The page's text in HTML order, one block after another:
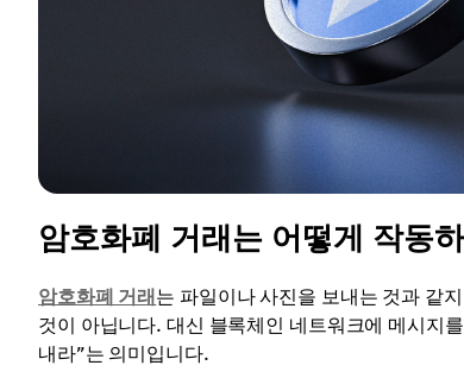
암호화폐 거래는 어떻게 작동
암호화폐 거래는 파일이나 사진을 보내는 것과 같
것이 아닙니다. 대신 블록체인 네트워크에 메시지
내라”는 의미입니다.